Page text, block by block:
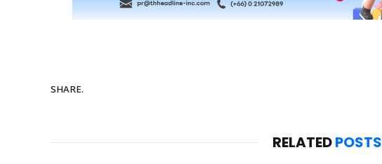
SHARE.
RELATEDPOSTS